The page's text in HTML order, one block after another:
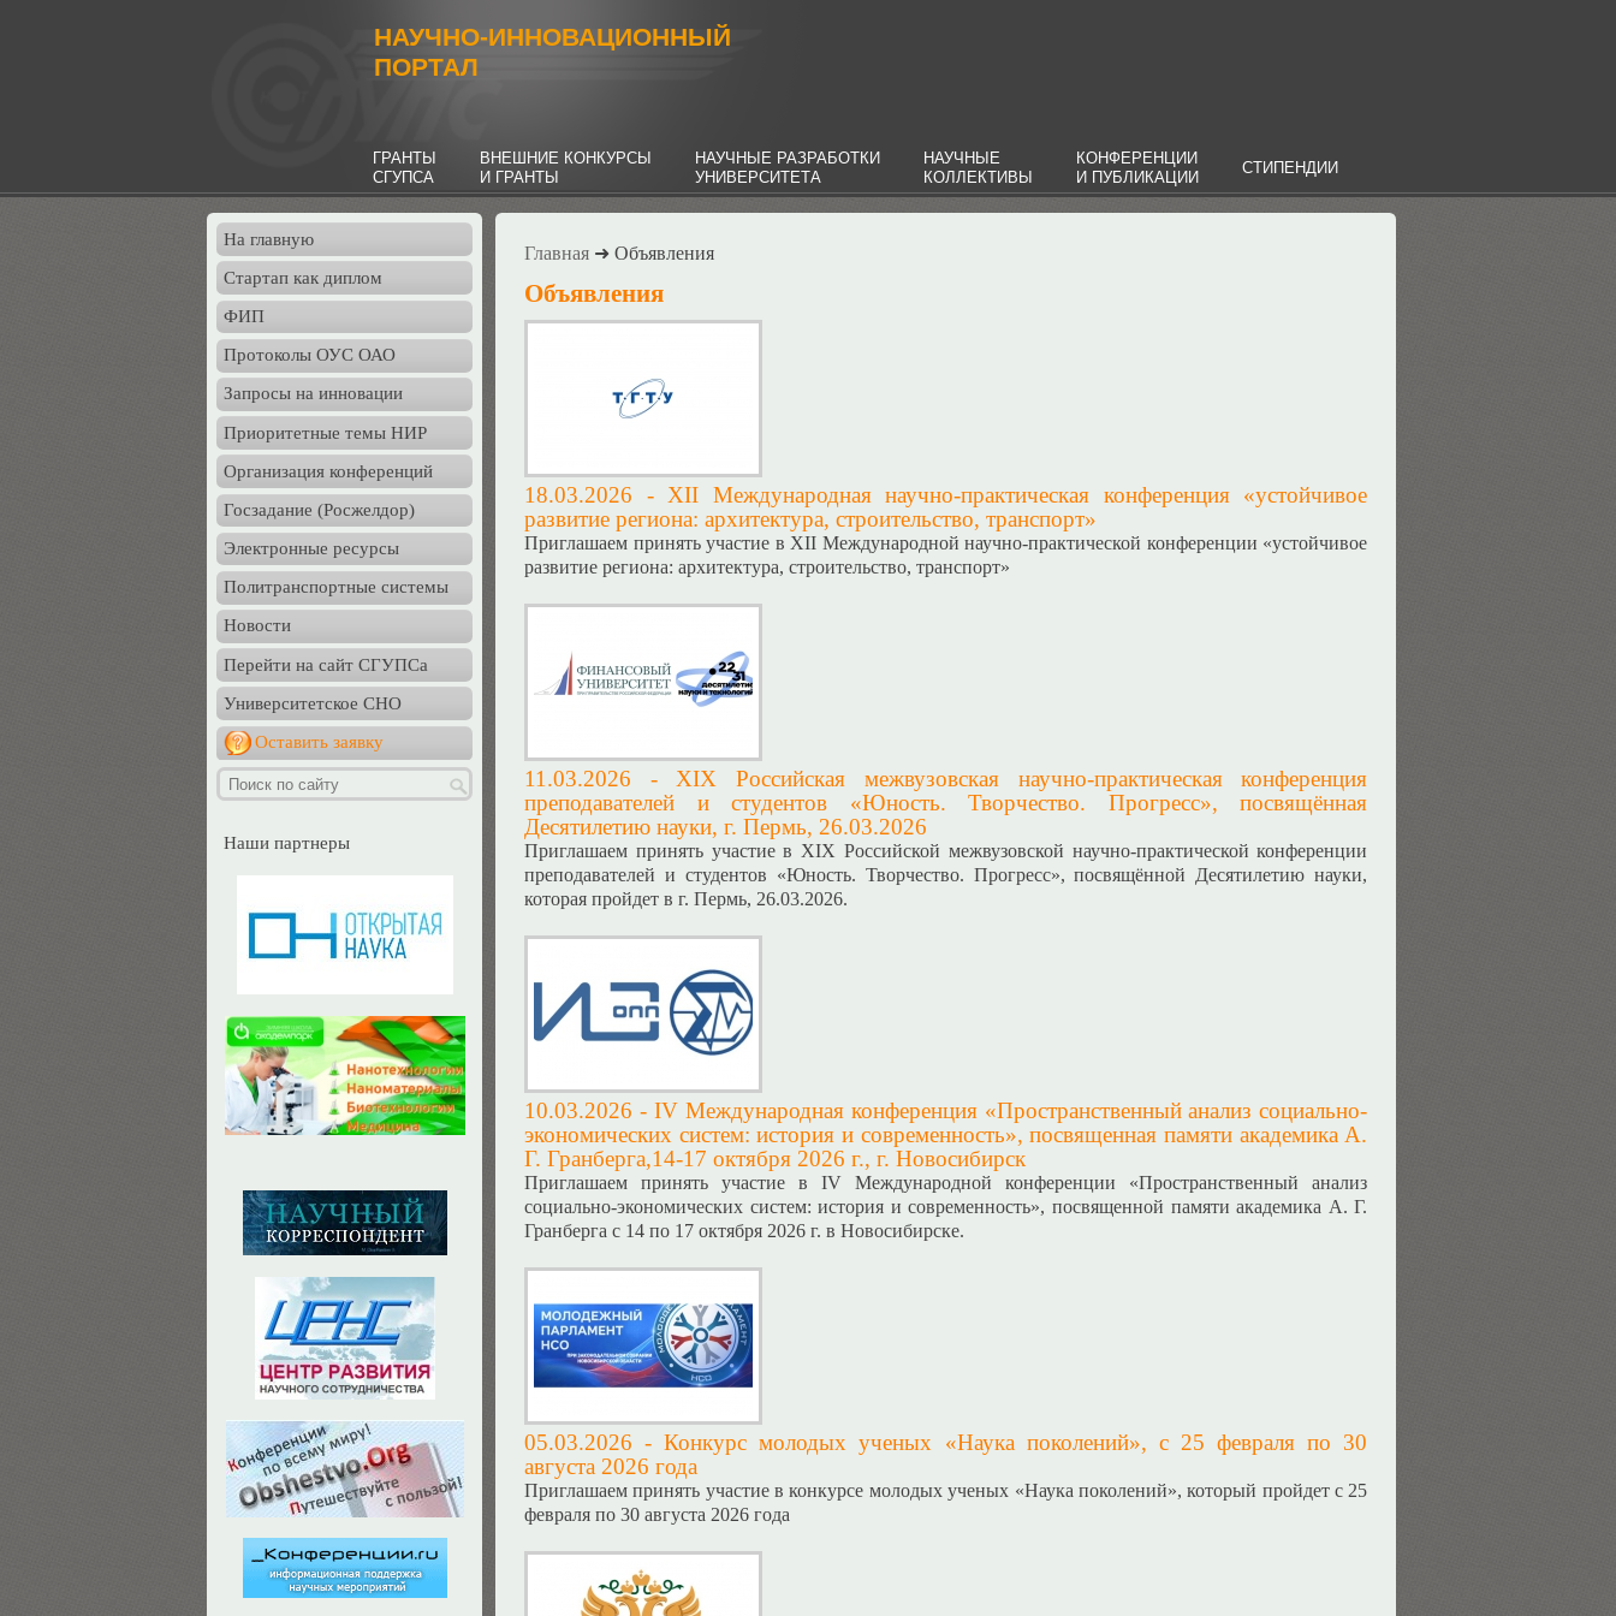
НАУЧНО-ИННОВАЦИОННЫЙ
ПОРТАЛ
ГРАНТЫ
СГУПСА
ВНЕШНИЕ КОНКУРСЫ
И ГРАНТЫ
НАУЧНЫЕ РАЗРАБОТКИ
УНИВЕРСИТЕТА
НАУЧНЫЕ
КОЛЛЕКТИВЫ
КОНФЕРЕНЦИИ
И ПУБЛИКАЦИИ
СТИПЕНДИИ
На главную
Стартап как диплом
ФИП
Протоколы ОУС ОАО
Запросы на инновации
Приоритетные темы НИР
Организация конференций
Госзадание (Росжелдор)
Электронные ресурсы
Политранспортные системы
Новости
Перейти на сайт СГУПСа
Университетское СНО
Оставить заявку
Наши партнеры
Главная ➜ Объявления
Объявления
18.03.2026 -XII Международная научно-практическая конференция «устойчивое
развитие региона: архитектура, строительство, транспорт»
Приглашаем принять участие в XII Международной научно-практической конференции «устойчивое
развитие региона: архитектура, строительство, транспорт»
11.03.2026 - XIX Российская межвузовская научно-практическая конференция
преподавателей и студентов «Юность. Творчество. Прогресс», посвящённая
Десятилетию науки, г. Пермь, 26.03.2026
Приглашаем принять участие в XIX Российской межвузовской научно-практической конференции
преподавателей и студентов «Юность. Творчество. Прогресс», посвящённой Десятилетию науки,
которая пройдет в г. Пермь, 26.03.2026.
10.03.2026 - IV Международная конференция «Пространственный анализ социально-
экономических систем: история и современность», посвященная памяти академика А.
Г. Гранберга,14-17 октября 2026 г., г. Новосибирск
Приглашаем принять участие в IV Международной конференции «Пространственный анализ
социально-экономических систем: история и современность», посвященной памяти академика А. Г.
Гранберга с 14 по 17 октября 2026 г. в Новосибирске.
05.03.2026 -Конкурс молодых ученых «Наука поколений», с 25 февраля по 30
августа 2026 года
Приглашаем принять участие в конкурсе молодых ученых «Наука поколений», который пройдет с 25
февраля по 30 августа 2026 года